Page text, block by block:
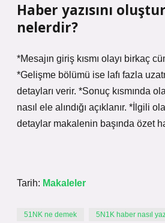
Haber yazısını
nelerdir?
*Mesajın giriş kısmı olayı birkaç
*Gelişme bölümü ise lafı fazla
detayları verir. *Sonuç kısmında
nasıl ele alındığı açıklanır. *İlgili
detaylar makalenin başında özet
Tarih: Makaleler
51NK ne demek 5N1K haber nasıl